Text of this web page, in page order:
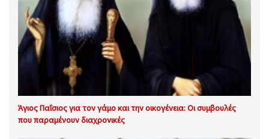
Άγιος Παΐσιος για τον γάμο και την οικογένεια: Οι συμβουλές
που παραμένουν διαχρονικές